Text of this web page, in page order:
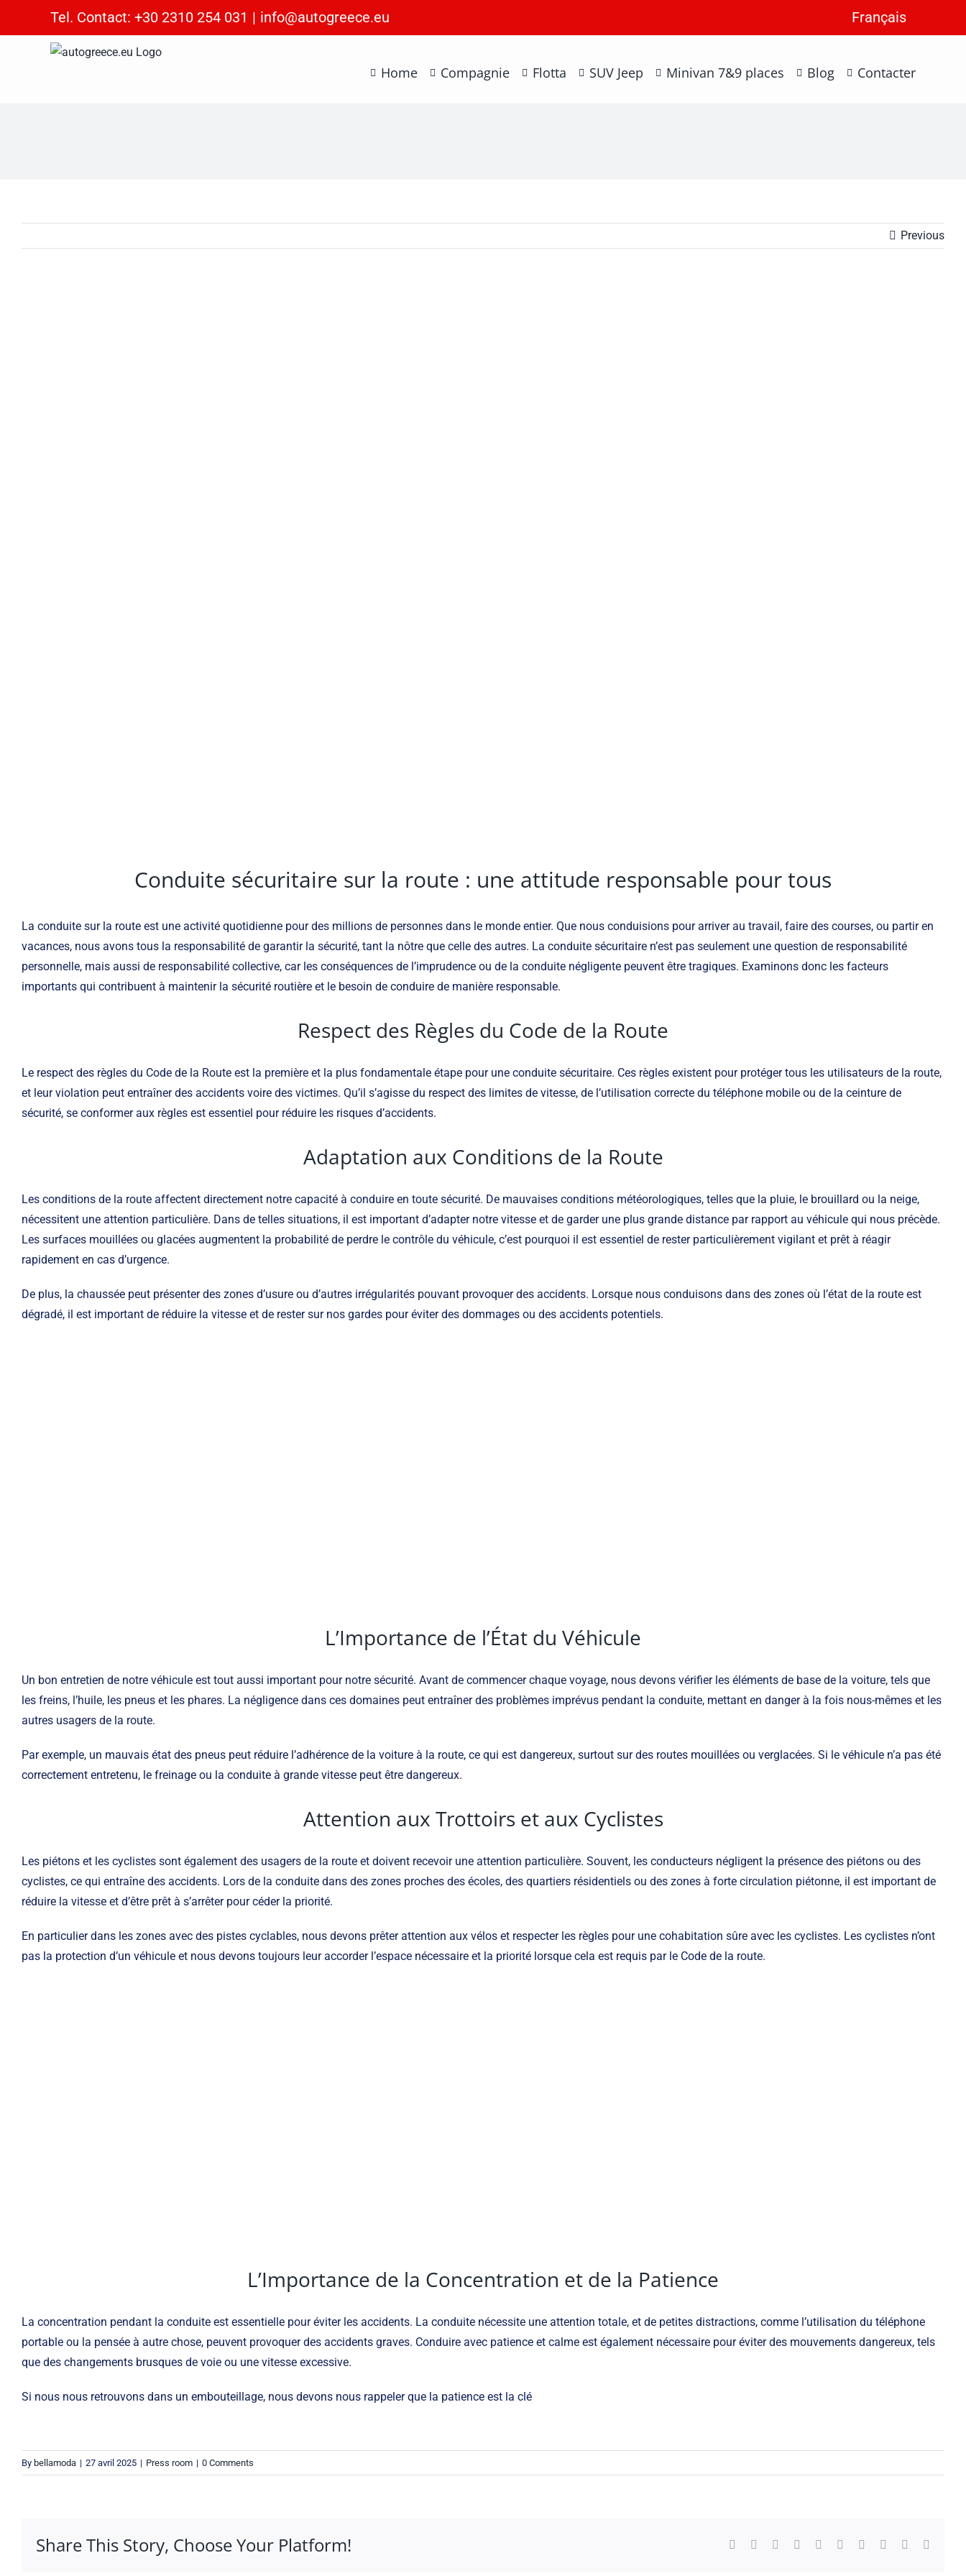
Tel. Contact: +30 2310 254 031 | info@autogreece.eu Français
Home Compagnie Flotta SUV Jeep Minivan 7&9 places Blog Contacter
Previous
Conduite sécuritaire sur la route : une attitude responsable pour tous
La conduite sur la route est une activité quotidienne pour des millions de personnes dans le monde entier. Que nous conduisions pour arriver au travail, faire des courses, ou partir en
vacances, nous avons tous la responsabilité de garantir la sécurité, tant la nôtre que celle des autres. La conduite sécuritaire n’est pas seulement une question de responsabilité
personnelle, mais aussi de responsabilité collective, car les conséquences de l’imprudence ou de la conduite négligente peuvent être tragiques. Examinons donc les facteurs
importants qui contribuent à maintenir la sécurité routière et le besoin de conduire de manière responsable.
Respect des Règles du Code de la Route
Le respect des règles du Code de la Route est la première et la plus fondamentale étape pour une conduite sécuritaire. Ces règles existent pour protéger tous les utilisateurs de la route,
et leur violation peut entraîner des accidents voire des victimes. Qu’il s’agisse du respect des limites de vitesse, de l’utilisation correcte du téléphone mobile ou de la ceinture de
sécurité, se conformer aux règles est essentiel pour réduire les risques d’accidents.
Adaptation aux Conditions de la Route
Les conditions de la route affectent directement notre capacité à conduire en toute sécurité. De mauvaises conditions météorologiques, telles que la pluie, le brouillard ou la neige,
nécessitent une attention particulière. Dans de telles situations, il est important d’adapter notre vitesse et de garder une plus grande distance par rapport au véhicule qui nous précède.
Les surfaces mouillées ou glacées augmentent la probabilité de perdre le contrôle du véhicule, c’est pourquoi il est essentiel de rester particulièrement vigilant et prêt à réagir
rapidement en cas d’urgence.
De plus, la chaussée peut présenter des zones d’usure ou d’autres irrégularités pouvant provoquer des accidents. Lorsque nous conduisons dans des zones où l’état de la route est
dégradé, il est important de réduire la vitesse et de rester sur nos gardes pour éviter des dommages ou des accidents potentiels.
L’Importance de l’État du Véhicule
Un bon entretien de notre véhicule est tout aussi important pour notre sécurité. Avant de commencer chaque voyage, nous devons vérifier les éléments de base de la voiture, tels que
les freins, l’huile, les pneus et les phares. La négligence dans ces domaines peut entraîner des problèmes imprévus pendant la conduite, mettant en danger à la fois nous-mêmes et les
autres usagers de la route.
Par exemple, un mauvais état des pneus peut réduire l’adhérence de la voiture à la route, ce qui est dangereux, surtout sur des routes mouillées ou verglacées. Si le véhicule n’a pas été
correctement entretenu, le freinage ou la conduite à grande vitesse peut être dangereux.
Attention aux Trottoirs et aux Cyclistes
Les piétons et les cyclistes sont également des usagers de la route et doivent recevoir une attention particulière. Souvent, les conducteurs négligent la présence des piétons ou des
cyclistes, ce qui entraîne des accidents. Lors de la conduite dans des zones proches des écoles, des quartiers résidentiels ou des zones à forte circulation piétonne, il est important de
réduire la vitesse et d’être prêt à s’arrêter pour céder la priorité.
En particulier dans les zones avec des pistes cyclables, nous devons prêter attention aux vélos et respecter les règles pour une cohabitation sûre avec les cyclistes. Les cyclistes n’ont
pas la protection d’un véhicule et nous devons toujours leur accorder l’espace nécessaire et la priorité lorsque cela est requis par le Code de la route.
L’Importance de la Concentration et de la Patience
La concentration pendant la conduite est essentielle pour éviter les accidents. La conduite nécessite une attention totale, et de petites distractions, comme l’utilisation du téléphone
portable ou la pensée à autre chose, peuvent provoquer des accidents graves. Conduire avec patience et calme est également nécessaire pour éviter des mouvements dangereux, tels
que des changements brusques de voie ou une vitesse excessive.
Si nous nous retrouvons dans un embouteillage, nous devons nous rappeler que la patience est la clé
By bellamoda | 27 avril 2025 | Press room | 0 Comments
Share This Story, Choose Your Platform! Facebook Reddit LinkedInWhatsApp
TumblrPinterest Xing